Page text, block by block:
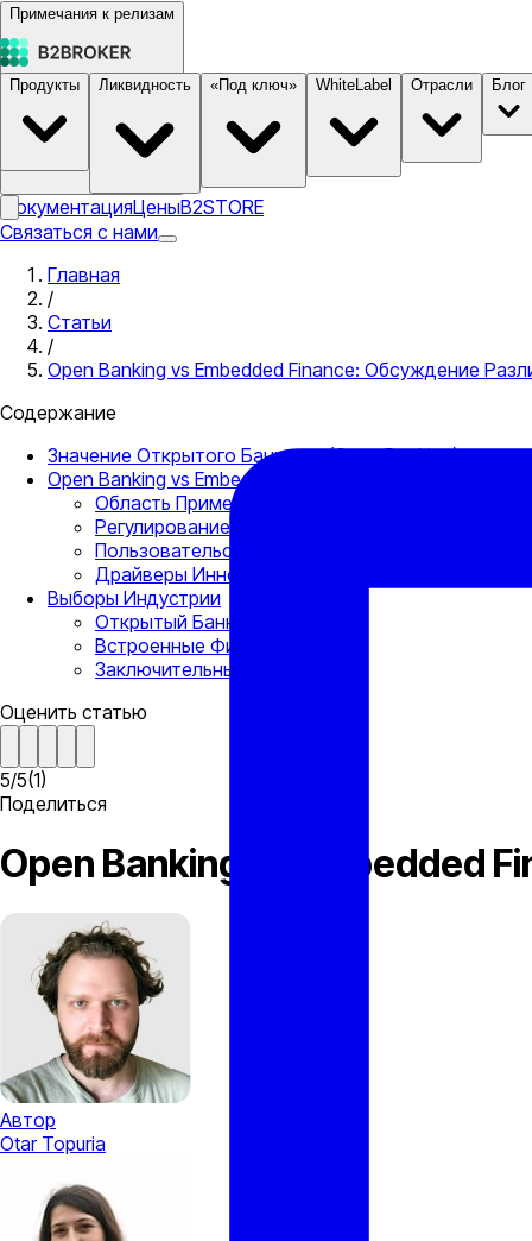
Примечания к релизам
ДокументацияЦеныB2STORE
Продукты Ликвидность «Под ключ» WhiteLabel Отрасли Блог
Связаться с нами
Главная
/
Статьи
/
Open Banking vs Embedded Finance: Обсуждение
Содержание
Значение Открытого Банкинга (Open Banking)
Open Banking vs Embedded Finance
Область Применения
Регулирование vs Бизнес-модель
Пользовательский опыт
Драйверы Инноваций
Выборы Индустрии
Открытый Банкинг
Встроенные Финансы
Заключительные Мысли
Оценить статью
5/5(1)
Поделиться
Open Banking vs Embedded
Автор
Otar Topuria